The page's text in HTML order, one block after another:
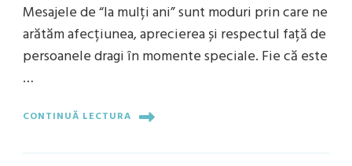
Mesajele de “la mulți ani” sunt moduri prin care ne
arătăm afecțiunea, aprecierea și respectul față de
persoanele dragi în momente speciale. Fie că este
…
CONTINUĂ LECTURA